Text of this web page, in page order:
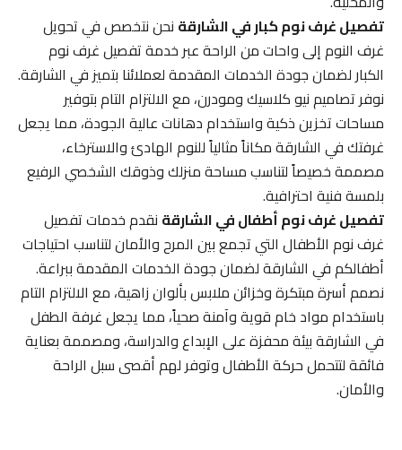
تفصيل غرف نوم كبار في الشارقةنحن نتخصص في تحويل
غرف النوم إلى واحات من الراحة عبر خدمة تفصيل غرف نوم
الكبار لضمان جودة الخدمات المقدمة لعملائنا بتميز في الشارقة.
نوفر تصاميم نيو كلاسيك ومودرن، مع الالتزام التام بتوفير
مساحات تخزين ذكية واستخدام دهانات عالية الجودة، مما يجعل
غرفتك في الشارقة مكاناً مثالياً للنوم الهادئ والاسترخاء،
مصممة خصيصاً لتناسب مساحة منزلك وذوقك الشخصي الرفيع
بلمسة فنية احترافية.
تفصيل غرف نوم أطفال في الشارقةنقدم خدمات تفصيل
غرف نوم الأطفال التي تجمع بين المرح والأمان لتناسب احتياجات
أطفالكم في الشارقة لضمان جودة الخدمات المقدمة ببراعة.
نصمم أسرة مبتكرة وخزائن ملابس بألوان زاهية، مع الالتزام التام
باستخدام مواد خام قوية وآمنة صحياً، مما يجعل غرفة الطفل
في الشارقة بيئة محفزة على الإبداع والدراسة، ومصممة بعناية
فائقة لتتحمل حركة الأطفال وتوفر لهم أقصى سبل الراحة
والأمان.